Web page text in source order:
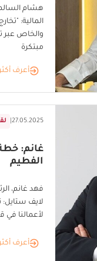
هشام
المالية:
والخاص عبر
مبتكرة
أعرف
27.05.2025
غانم:
الفطيم
فهد غانم،
لايف
لأعمالنا في
أعرف